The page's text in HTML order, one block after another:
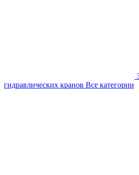
гидравлических кранов Все категории